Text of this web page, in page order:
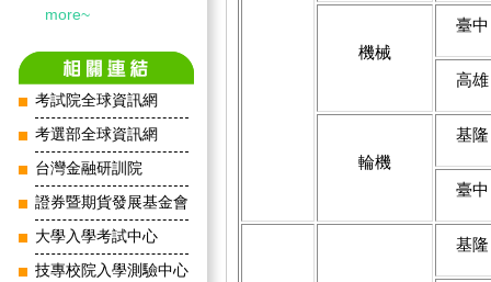
more~
考試院全球資訊網
考選部全球資訊網
台灣金融研訓院
證券暨期貨發展基金會
大學入學考試中心
技專校院入學測驗中心
機械
臺中
高雄
輪機
基隆
臺中
基隆